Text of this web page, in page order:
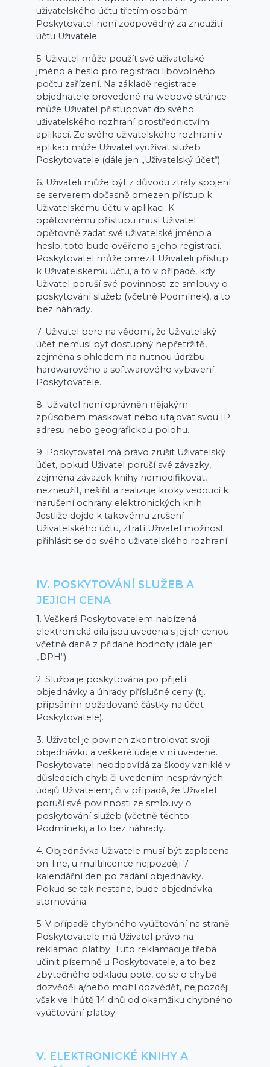
uživatelského účtu třetím osobám.
Poskytovatel není zodpovědný za zneužití
účtu Uživatele.
5. Uživatel může použít své uživatelské
jméno a heslo pro registraci libovolného
počtu zařízení. Na základě registrace
objednatele provedené na webové stránce
může Uživatel přistupovat do svého
uživatelského rozhraní prostřednictvím
aplikací. Ze svého uživatelského rozhraní v
aplikaci může Uživatel využívat služeb
Poskytovatele (dále jen „Uživatelský účet“).
6. Uživateli může být z důvodu ztráty spojení
se serverem dočasně omezen přístup k
Uživatelskému účtu v aplikaci. K
opětovnému přístupu musí Uživatel
opětovně zadat své uživatelské jméno a
heslo, toto bude ověřeno s jeho registrací.
Poskytovatel může omezit Uživateli přístup
k Uživatelskému účtu, a to v případě, kdy
Uživatel poruší své povinnosti ze smlouvy o
poskytování služeb (včetně Podmínek), a to
bez náhrady.
7. Uživatel bere na vědomí, že Uživatelský
účet nemusí být dostupný nepřetržitě,
zejména s ohledem na nutnou údržbu
hardwarového a softwarového vybavení
Poskytovatele.
8. Uživatel není oprávněn nějakým
způsobem maskovat nebo utajovat svou IP
adresu nebo geografickou polohu.
9. Poskytovatel má právo zrušit Uživatelský
účet, pokud Uživatel poruší své závazky,
zejména závazek knihy nemodifikovat,
nezneužít, nešířit a realizuje kroky vedoucí k
narušení ochrany elektronických knih.
Jestliže dojde k takovému zrušení
Uživatelského účtu, ztratí Uživatel možnost
přihlásit se do svého uživatelského rozhraní.
IV. POSKYTOVÁNÍ SLUŽEB A
JEJICH CENA
1. Veškerá Poskytovatelem nabízená
elektronická díla jsou uvedena s jejich cenou
včetně daně z přidané hodnoty (dále jen
„DPH“).
2. Služba je poskytována po přijetí
objednávky a úhrady příslušné ceny (tj.
připsáním požadované částky na účet
Poskytovatele).
3. Uživatel je povinen zkontrolovat svoji
objednávku a veškeré údaje v ní uvedené.
Poskytovatel neodpovídá za škody vzniklé v
důsledcích chyb či uvedením nesprávných
údajů Uživatelem, či v případě, že Uživatel
poruší své povinnosti ze smlouvy o
poskytování služeb (včetně těchto
Podmínek), a to bez náhrady.
4. Objednávka Uživatele musí být zaplacena
on-line, u multilicence nejpozději 7.
kalendářní den po zadání objednávky.
Pokud se tak nestane, bude objednávka
stornována.
5. V případě chybného vyúčtování na straně
Poskytovatele má Uživatel právo na
reklamaci platby. Tuto reklamaci je třeba
učinit písemně u Poskytovatele, a to bez
zbytečného odkladu poté, co se o chybě
dozvěděl a/nebo mohl dozvědět, nejpozději
však ve lhůtě 14 dnů od okamžiku chybného
vyúčtování platby.
V. ELEKTRONICKÉ KNIHY A